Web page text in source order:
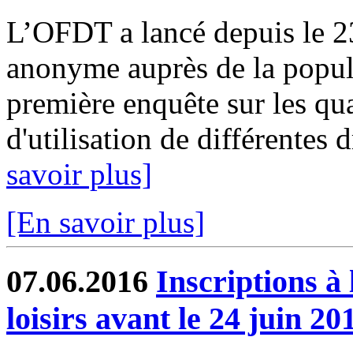
L’OFDT a lancé depuis le
anonyme auprès de la
première enquête sur les
d'utilisation de différentes
savoir plus]
[En savoir plus]
07.06.2016 Inscriptions à
loisirs avant le 24 juin